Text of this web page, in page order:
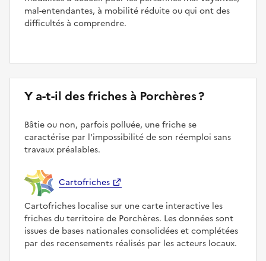
mal-entendantes, à mobilité réduite ou qui ont des
difficultés à comprendre.
Y a-t-il des friches à Porchères ?
Bâtie ou non, parfois polluée, une friche se
caractérise par l'impossibilité de son réemploi sans
travaux préalables.
Cartofriches
Cartofriches localise sur une carte interactive les
friches du territoire de Porchères. Les données sont
issues de bases nationales consolidées et complétées
par des recensements réalisés par les acteurs locaux.